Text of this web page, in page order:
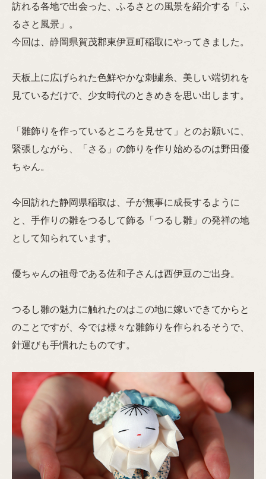
訪れる各地で出会った、ふるさとの風景を紹介する「ふ
るさと風景」。
今回は、静岡県賀茂郡東伊豆町稲取にやってきました。
天板上に広げられた色鮮やかな刺繍糸、美しい端切れを
見ているだけで、少女時代のときめきを思い出します。
「雛飾りを作っているところを見せて」とのお願いに、
緊張しながら、「さる」の飾りを作り始めるのは野田優
ちゃん。
今回訪れた静岡県稲取は、子が無事に成長するように
と、手作りの雛をつるして飾る「つるし雛」の発祥の地
として知られています。
優ちゃんの祖母である佐和子さんは西伊豆のご出身。
つるし雛の魅力に触れたのはこの地に嫁いできてからと
のことですが、今では様々な雛飾りを作られるそうで、
針運びも手慣れたものです。